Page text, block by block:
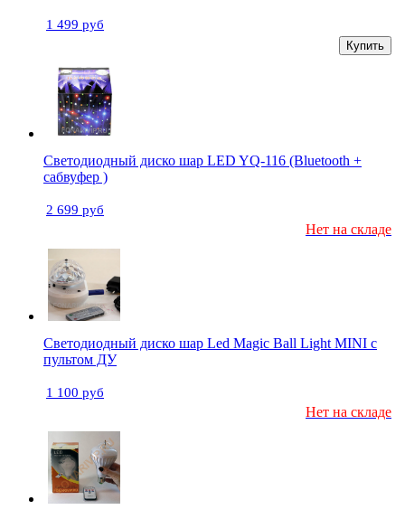
1 499 руб
Купить
Светодиодный диско шар LED YQ-116 (Bluetooth +
сабвуфер )
2 699 руб
Нет на складе
Светодиодный диско шар Led Magic Ball Light MINI с
пультом ДУ
1 100 руб
Нет на складе